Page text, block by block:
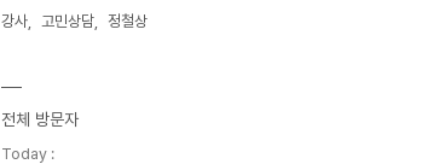
강사
고민상담 정철상
전체 방문자
Today :